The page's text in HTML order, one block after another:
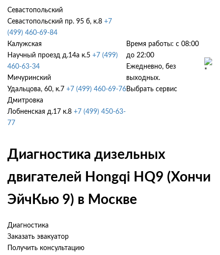
Севастопольский
Севастопольский пр. 95 б, к.8 +7
(499) 460-69-84
Калужская
Научный проезд д.14а к.5 +7 (499)
460-63-34
Мичуринский
Удальцова, 60, к.7 +7 (499) 460-69-76
Дмитровка
Лобненская д.17 к.8 +7 (499) 450-63-
77
Время работы: с 08:00
до 22:00
Ежедневно, без
выходных.
Выбрать сервис
Диагностика дизельных
двигателей Hongqi HQ9 (Хончи
ЭйчКью 9) в Москве
Диагностика
Заказать эвакуатор
Получить консультацию